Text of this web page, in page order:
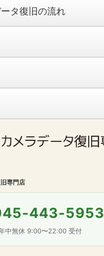
タ復旧の流れ
専門店
443-5953
中無休 9:00〜22:00 受付